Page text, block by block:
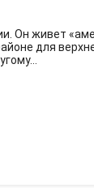
Он живет
для